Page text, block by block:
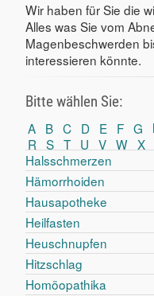
Wir haben für Sie die
Alles was Sie vom
Magenbeschwerden
interessieren könnte.
Bitte wählen Sie:
A B C D E F G
R S T U V W X
Halsschmerzen
Hämorrhoiden
Hausapotheke
Heilfasten
Heuschnupfen
Hitzschlag
Homöopathika